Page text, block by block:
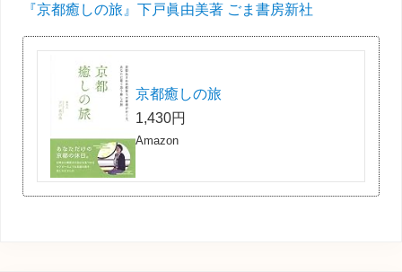
『京都癒しの旅』下戸眞由美著 ごま書房新社
京都癒しの旅
1,430円
Amazon